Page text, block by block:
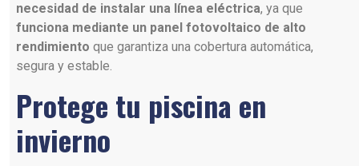
necesidad de instalar una línea eléctrica, ya que
funciona mediante un panel fotovoltaico de alto
rendimiento que garantiza una cobertura automática,
segura y estable.
Protege tu piscina en
invierno